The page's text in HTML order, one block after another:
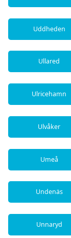
Uddheden
Ullared
Ulricehamn
Ulvåker
Umeå
Undenäs
Unnaryd